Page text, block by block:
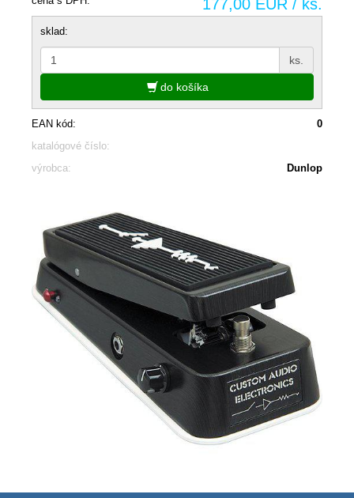
177,00 EUR / ks.
sklad:
ks.
do košíka
EAN kód:
0
katalógové číslo:
výrobca:
Dunlop